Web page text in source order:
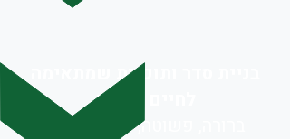
בניית סדר ותוכנית שמתאימה
לחיים שלכם
ברורה, פשוטה, כזו שאפשר